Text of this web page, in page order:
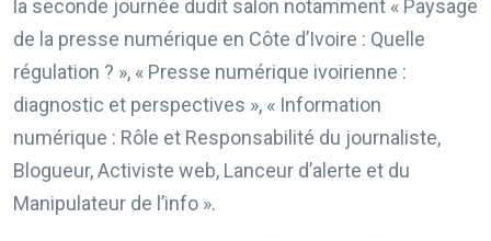
la seconde journée dudit salon notamment « Paysage
de la presse numérique en Côte d’Ivoire : Quelle
régulation ? », « Presse numérique ivoirienne :
diagnostic et perspectives », « Information
numérique : Rôle et Responsabilité du journaliste,
Blogueur, Activiste web, Lanceur d’alerte et du
Manipulateur de l’info ».